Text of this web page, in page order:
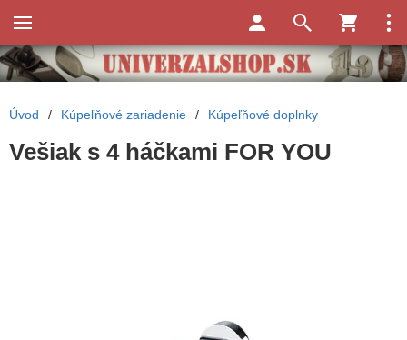
Úvod / Kúpeľňové zariadenie / Kúpeľňové doplnky
Vešiak s 4 háčkami FOR YOU